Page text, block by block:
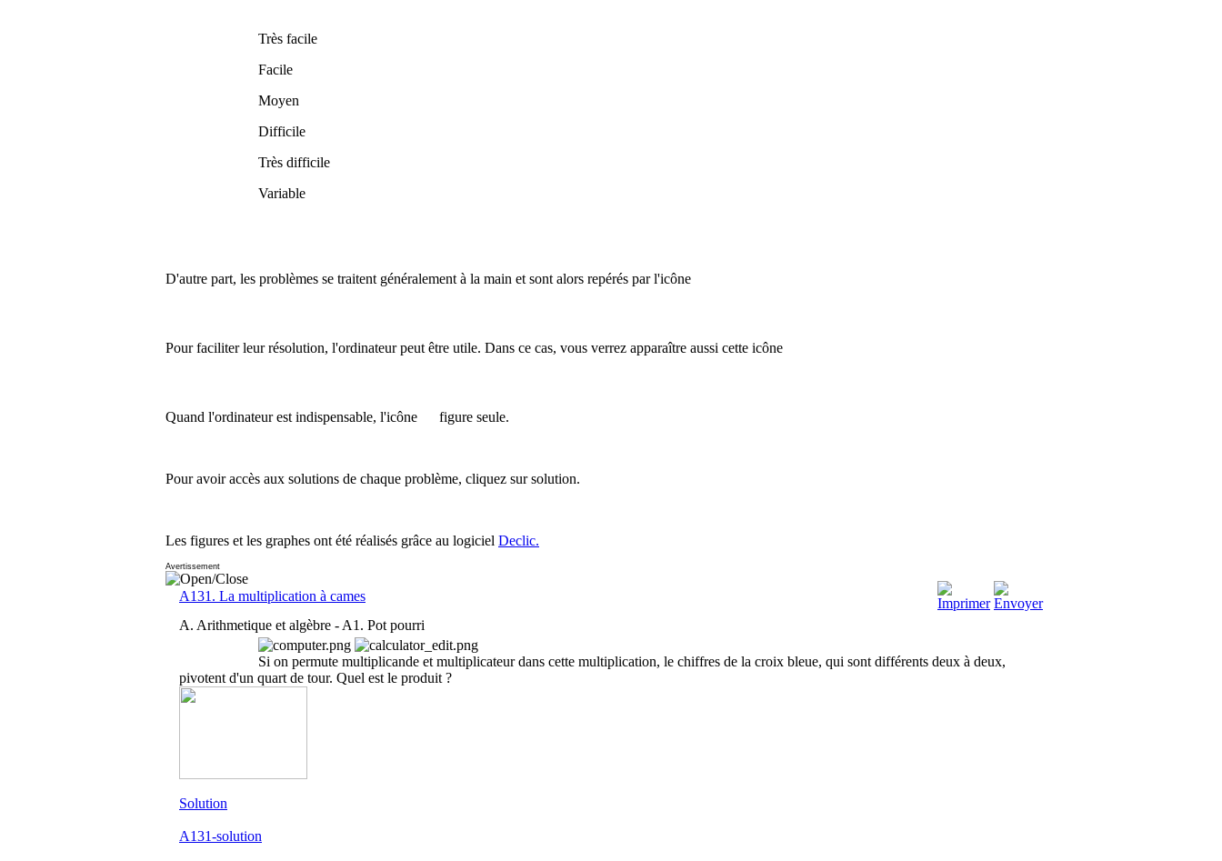
Très facile
Facile
Moyen
Difficile
Très difficile
Variable
D'autre part, les problèmes se traitent généralement à la main et sont alors repérés par l'icône
Pour faciliter leur résolution, l'ordinateur peut être utile. Dans ce cas, vous verrez apparaître aussi cette icône
Quand l'ordinateur est indispensable, l'icône figure seule.
Pour avoir accès aux solutions de chaque problème, cliquez sur solution.
Les figures et les graphes ont été réalisés grâce au logiciel Declic.
Avertissement
A131. La multiplication à cames
A. Arithmetique et algèbre - A1. Pot pourri
Si on permute multiplicande et multiplicateur dans cette multiplication, le chiffres de la croix bleue, qui sont différents deux à deux,
pivotent d'un quart de tour. Quel est le produit ?
Solution
A131-solution